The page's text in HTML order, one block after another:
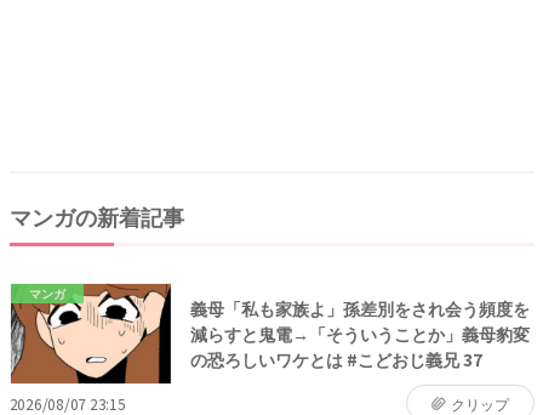
マンガの新着記事
マンガ
義母「私も家族よ」孫差別をされ会う頻度を
減らすと鬼電→「そういうことか」義母豹変
の恐ろしいワケとは #こどおじ義兄 37
2026/08/07 23:15 クリップ